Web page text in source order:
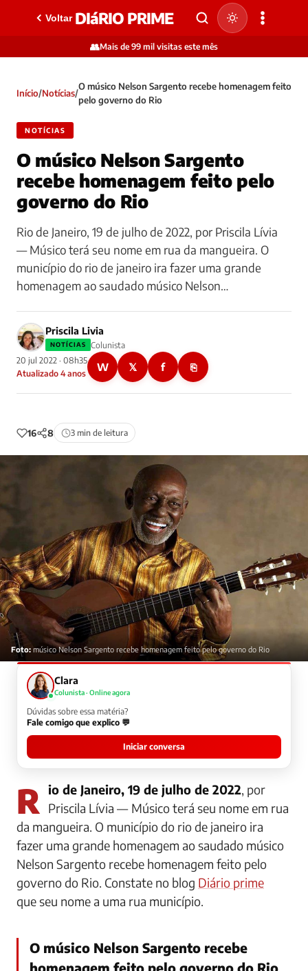
Voltar DIáRIO PRIME
👥Mais de 99 mil visitas este mês
Início/Notícias/
O músico Nelson Sargento recebe homenagem feito
pelo governo do Rio
NOTÍCIAS
O músico Nelson Sargento
recebe homenagem feito pelo
governo do Rio
Rio de Janeiro, 19 de julho de 2022, por Priscila Lívia
— Músico terá seu nome em rua da mangueira. O
município do rio de janeiro ira fazer uma grande
homenagem ao saudado músico Nelson…
Priscila Livia
NOTÍCIAS
Colunista
20 jul 2022 · 08h35
Atualizado 4 anos
W 𝕏 f ⎘
16 8 3 min de leitura
Foto: músico Nelson Sargento recebe homenagem feito pelo governo do Rio
Clara
Colunista · Online agora
Dúvidas sobre essa matéria?
Fale comigo que explico 💬
Iniciar conversa
Rio de Janeiro, 19 de julho de 2022, por
Priscila Lívia — Músico terá seu nome em rua
da mangueira. O município do rio de janeiro ira
fazer uma grande homenagem ao saudado músico
Nelson Sargento recebe homenagem feito pelo
governo do Rio. Constate no blog Diário prime
que seu nome a uma rua município.
O músico Nelson Sargento recebe
homenagem feito pelo governo do Rio